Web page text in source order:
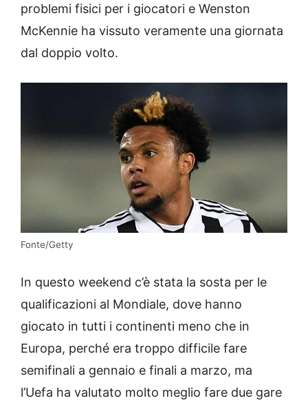
problemi fisici per i giocatori e Wenston
McKennie ha vissuto veramente una giornata
dal doppio volto.
Fonte/Getty
In questo weekend c’è stata la sosta per le
qualificazioni al Mondiale, dove hanno
giocato in tutti i continenti meno che in
Europa, perché era troppo difficile fare
semifinali a gennaio e finali a marzo, ma
l’Uefa ha valutato molto meglio fare due gare